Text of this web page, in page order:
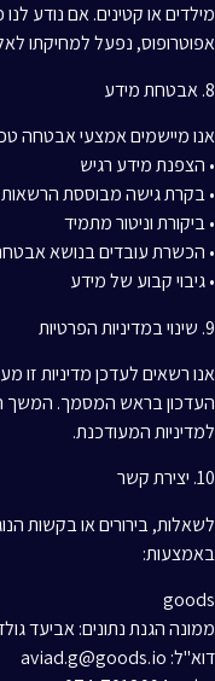
מילדים או קטינים. אם נודע
אפוטרופוס, נפעל למחיקתו
8. אבטחת מידע
אנו מיישמים אמצעי אבטחה
• הצפנת מידע רגיש
• בקרת גישה מבוססת הרשאות
• ביקורת וניטור מתמיד
• הכשרת עובדים בנושא
• גיבוי קבוע של מידע
9. שינוי במדיניות הפרטיות
אנו רשאים לעדכן מדיניות זו
העדכון בראש המסמך. המשך
למדיניות המעודכנת.
10. יצירת קשר
לשאלות, בירורים או בקשות
באמצעות:
goods
ממונה הגנת נתונים: אביעד
דוא"ל: aviad.g@goods.io